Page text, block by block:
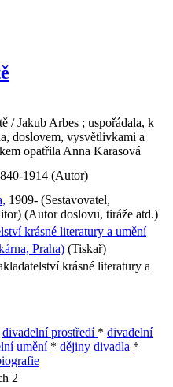
/ Jakub Arbes ; uspořádala, k
doslovem, vysvětlivkami a
opatřila Anna Karasová
1914 (Autor)
1909- (Sestavovatel,
(Autor doslovu, tiráže atd.)
krásné literatury a umění
Praha) (Tiskař)
krásné literatury a
divadelní prostředí * divadelní
umění * dějiny divadla *
2